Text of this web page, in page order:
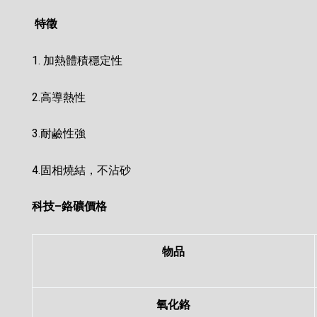
特徵
1. 加熱體積穩定性
2.高導熱性
3.耐鹼性強
4.固相燒結，不沾砂
科技–鉻礦價格
物品
氧化鉻